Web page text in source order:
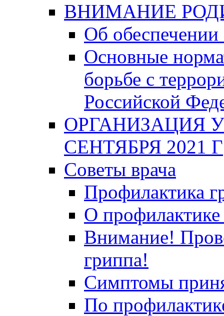
ВНИМАНИЕ
Об обеспечении
Основные
борьбе с
Российской
ОРГАНИЗАЦИЯ
СЕНТЯБРЯ 2021 Г
Советы врача
Профилактика
О профилактике
Внимание!
гриппа!
Симптомы
По